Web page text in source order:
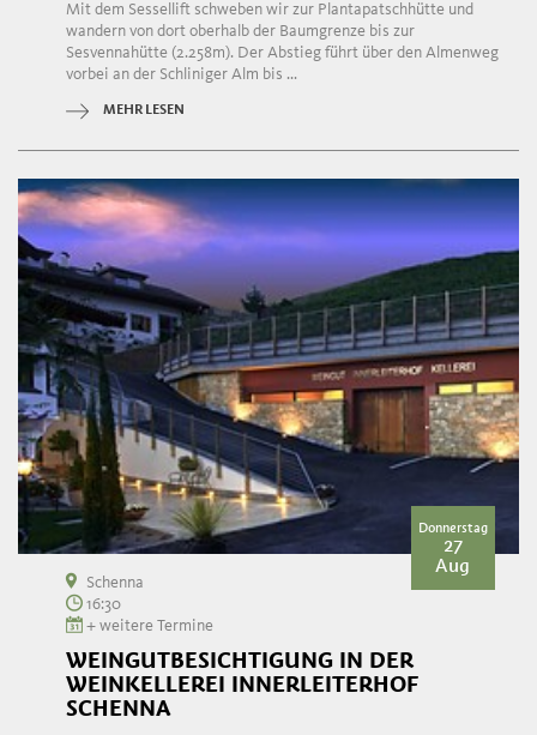
Mit dem Sessellift schweben wir zur Plantapatschhütte und
wandern von dort oberhalb der Baumgrenze bis zur
Sesvennahütte (2.258m). Der Abstieg führt über den Almenweg
vorbei an der Schliniger Alm bis ...
MEHR LESEN
Donnerstag
27
Aug
Schenna
16:30
+ weitere Termine
WEINGUTBESICHTIGUNG IN DER
WEINKELLEREI INNERLEITERHOF
SCHENNA